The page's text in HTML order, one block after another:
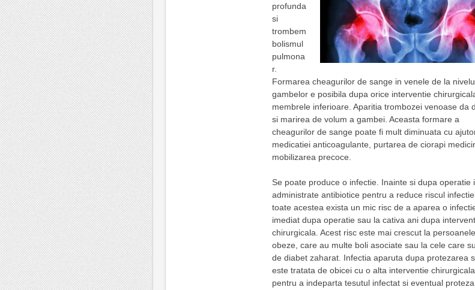
profunda
si
trombem
bolismul
pulmona
r.
Formarea cheagurilor de sange in venele de la
gambelor e posibila dupa orice interventie
membrele inferioare. Aparitia trombozei venoase da
si marirea de volum a gambei. Aceasta formare a
cheagurilor de sange poate fi mult diminuata cu
medicatiei anticoagulante, purtarea de ciorapi
mobilizarea precoce.
Se poate produce o infectie. Inainte si dupa operatie
administrate antibiotice pentru a reduce riscul
toate acestea exista un mic risc de a aparea o
imediat dupa operatie sau la cativa ani dupa
chirurgicala. Acest risc este mai crescut la persoanele
obeze, care au multe boli asociate sau la cele care
de diabet zaharat. Infectia aparuta dupa protezarea
este tratata de obicei cu o alta interventie chirurgicala
pentru a indeparta tesutul infectat si eventual proteza.